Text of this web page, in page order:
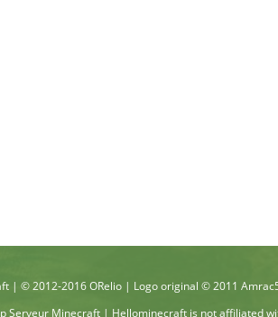
| © 2012-2016 ORelio | Logo original © 2011
Serveur Minecraft | Hellominecraft is not affiliated